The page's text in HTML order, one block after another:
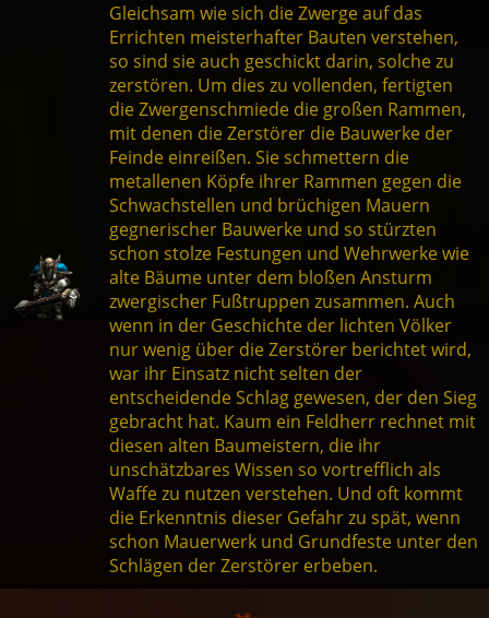
Gleichsam wie sich die Zwerge auf das
Errichten meisterhafter Bauten verstehen,
so sind sie auch geschickt darin, solche zu
zerstören. Um dies zu vollenden, fertigten
die Zwergenschmiede die großen Rammen,
mit denen die Zerstörer die Bauwerke der
Feinde einreißen. Sie schmettern die
metallenen Köpfe ihrer Rammen gegen die
Schwachstellen und brüchigen Mauern
gegnerischer Bauwerke und so stürzten
schon stolze Festungen und Wehrwerke wie
alte Bäume unter dem bloßen Ansturm
zwergischer Fußtruppen zusammen. Auch
wenn in der Geschichte der lichten Völker
nur wenig über die Zerstörer berichtet wird,
war ihr Einsatz nicht selten der
entscheidende Schlag gewesen, der den Sieg
gebracht hat. Kaum ein Feldherr rechnet mit
diesen alten Baumeistern, die ihr
unschätzbares Wissen so vortrefflich als
Waffe zu nutzen verstehen. Und oft kommt
die Erkenntnis dieser Gefahr zu spät, wenn
schon Mauerwerk und Grundfeste unter den
Schlägen der Zerstörer erbeben.